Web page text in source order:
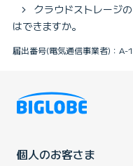
クラウドストレージ
はできますか。
届出番号(電気通信事業者)：A-
個人のお客さま